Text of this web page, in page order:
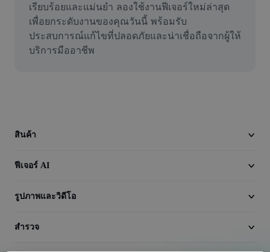
ลบพื้นหลังวิดีโอ
ปรับปรุงคุณภาพ
เรียบร้อยและแม่นยำ ลองใช้งานฟีเจอร์ใหม่ล่าสุด
เพื่อยกระดับงานของคุณวันนี้ พร้อมรับ
ประสบการณ์แก้ไขที่ปลอดภัยและน่าเชื่อถือจากผู้ให้
บริการมืออาชีพ
สินค้า
ฟีเจอร์ AI
รูปภาพและวิดีโอ
สำรวจ